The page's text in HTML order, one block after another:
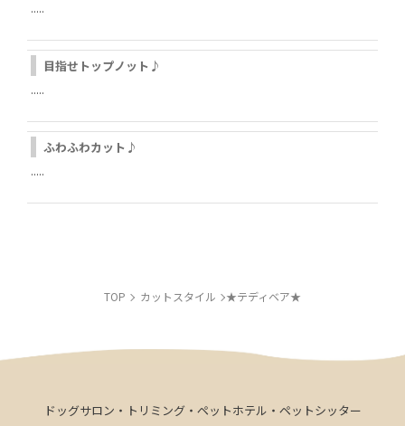
.....
目指せトップノット♪
.....
ふわふわカット♪
.....
TOP カットスタイル ★テディベア★
ドッグサロン・トリミング・ペットホテル・ペットシッター
LINE
INSTAGRAM